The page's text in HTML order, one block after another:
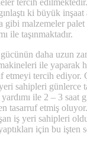
tercih
ki büyük inşaat
gibi malzemeler palet
ile taşınmaktadır.
daha uzun
ile yaparak
etmeyi tercih
sahipleri günlerce
ile 2 – 3 saat
tasarruf etmiş
iş yeri sahipleri
için bu işten